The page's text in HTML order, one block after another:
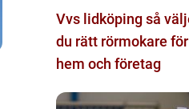
Vvs lidköping så väljer
du rätt rörmokare för
hem och företag